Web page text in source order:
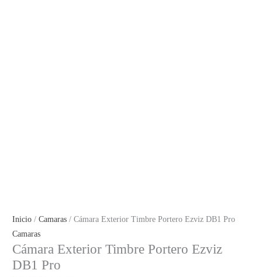
Inicio /Camaras / Cámara Exterior Timbre Portero Ezviz DB1 Pro
Camaras
Cámara Exterior Timbre Portero Ezviz
DB1 Pro